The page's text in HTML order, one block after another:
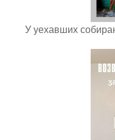
У уехавших